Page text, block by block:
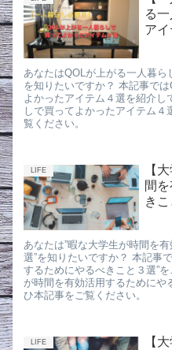
る
ア
あなたはQOLが上がる一人暮
を知りたいですか？ 本記事で
よかったアイテム４選を紹介し
しで買ってよかったアイテム
覧ください。
LIFE
【
間
き
あなたは”暇な大学生が時間を
選”を知りたいですか？ 本記事
するためにやるべきこと３選”
が時間を有効活用するためにや
ひ本記事をご覧ください。
LIFE
【